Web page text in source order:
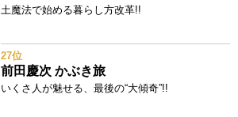
土魔法で始める暮らし方改革!!
27位
前田慶次 かぶき旅
いくさ人が魅せる、最後の“大傾奇”!!